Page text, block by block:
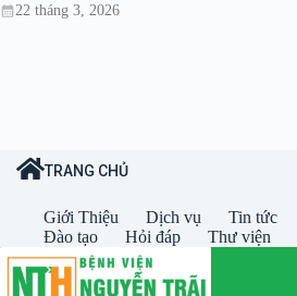
22 tháng 3, 2026
TRANG CHỦ
Giới Thiệu Dịch vụ Tin tức
Đào tạo
Hỏi đáp Thư viện